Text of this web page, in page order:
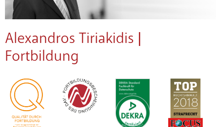
Alexandros Tiriakidis |
Fortbildung